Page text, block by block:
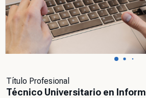
Título Profesional
Técnico Universitario en